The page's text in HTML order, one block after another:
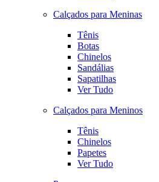
Calçados para Meninas
Tênis
Botas
Chinelos
Sandálias
Sapatilhas
Ver Tudo
Calçados para Meninos
Tênis
Chinelos
Papetes
Ver Tudo